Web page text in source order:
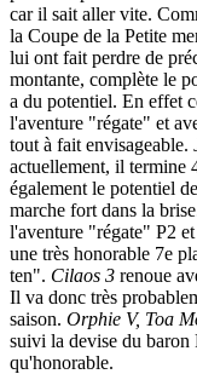
car il sait aller vite.
la Coupe de la Petite
lui ont fait perdre de
montante, complète le
a du potentiel. En effet
l'aventure "régate" et
tout à fait envisageable.
actuellement, il termine
également le potentiel
marche fort dans la
l'aventure "régate" P2
une très honorable 7e
ten". Cilaos 3 renoue
Il va donc très
saison. Orphie V, Toa
suivi la devise du baron
qu'honorable.